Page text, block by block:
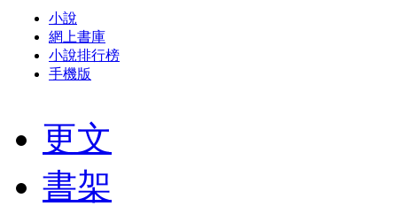
小說
網上書庫
小說排行榜
手機版
更文
書架